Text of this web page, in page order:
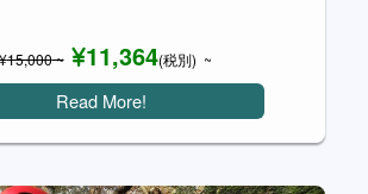
15,000~ 11,364(税別) ~
Read More!